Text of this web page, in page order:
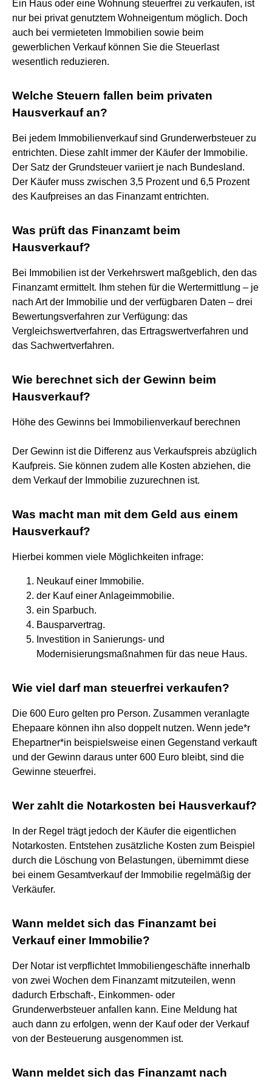
Ein Haus oder eine Wohnung steuerfrei zu verkaufen, ist
nur bei privat genutztem Wohneigentum möglich. Doch
auch bei vermieteten Immobilien sowie beim
gewerblichen Verkauf können Sie die Steuerlast
wesentlich reduzieren.
Welche Steuern fallen beim privaten
Hausverkauf an?
Bei jedem Immobilienverkauf sind Grunderwerbsteuer zu
entrichten. Diese zahlt immer der Käufer der Immobilie.
Der Satz der Grundsteuer variiert je nach Bundesland.
Der Käufer muss zwischen 3,5 Prozent und 6,5 Prozent
des Kaufpreises an das Finanzamt entrichten.
Was prüft das Finanzamt beim
Hausverkauf?
Bei Immobilien ist der Verkehrswert maßgeblich, den das
Finanzamt ermittelt. Ihm stehen für die Wertermittlung – je
nach Art der Immobilie und der verfügbaren Daten – drei
Bewertungsverfahren zur Verfügung: das
Vergleichswertverfahren, das Ertragswertverfahren und
das Sachwertverfahren.
Wie berechnet sich der Gewinn beim
Hausverkauf?
Höhe des Gewinns bei Immobilienverkauf berechnen
Der Gewinn ist die Differenz aus Verkaufspreis abzüglich
Kaufpreis. Sie können zudem alle Kosten abziehen, die
dem Verkauf der Immobilie zuzurechnen ist.
Was macht man mit dem Geld aus einem
Hausverkauf?
Hierbei kommen viele Möglichkeiten infrage:
Neukauf einer Immobilie.
der Kauf einer Anlageimmobilie.
ein Sparbuch.
Bausparvertrag.
Investition in Sanierungs- und
Modernisierungsmaßnahmen für das neue Haus.
Wie viel darf man steuerfrei verkaufen?
Die 600 Euro gelten pro Person. Zusammen veranlagte
Ehepaare können ihn also doppelt nutzen. Wenn jede*r
Ehepartner*in beispielsweise einen Gegenstand verkauft
und der Gewinn daraus unter 600 Euro bleibt, sind die
Gewinne steuerfrei.
Wer zahlt die Notarkosten bei Hausverkauf?
In der Regel trägt jedoch der Käufer die eigentlichen
Notarkosten. Entstehen zusätzliche Kosten zum Beispiel
durch die Löschung von Belastungen, übernimmt diese
bei einem Gesamtverkauf der Immobilie regelmäßig der
Verkäufer.
Wann meldet sich das Finanzamt bei
Verkauf einer Immobilie?
Der Notar ist verpflichtet Immobiliengeschäfte innerhalb
von zwei Wochen dem Finanzamt mitzuteilen, wenn
dadurch Erbschaft-, Einkommen- oder
Grunderwerbsteuer anfallen kann. Eine Meldung hat
auch dann zu erfolgen, wenn der Kauf oder der Verkauf
von der Besteuerung ausgenommen ist.
Wann meldet sich das Finanzamt nach